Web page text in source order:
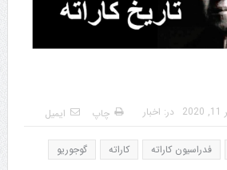
در: اخبار چاپ ایمیل
فدراسیون کاراته کاراته
گوجوریو